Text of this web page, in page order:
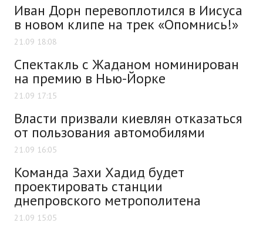
Иван Дорн перевоплотился в Иисуса
в новом клипе на трек «Опомнись!»
21.09 18:08
Спектакль с Жаданом номинирован
на премию в Нью-Йорке
21.09 17:15
Власти призвали киевлян отказаться
от пользования автомобилями
21.09 16:05
Команда Захи Хадид будет
проектировать станции
днепровского метрополитена
21.09 15:05